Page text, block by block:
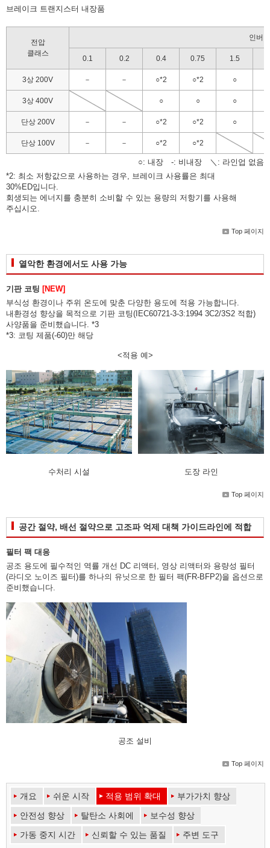
브레이크 트랜지스터 내장품
전압
클래스
인버
0.1 0.2 0.4 0.75 1.5
3상 200V － － ○*2 ○*2 ○
3상 400V ○ ○ ○
단상 200V － － ○*2 ○*2 ○
단상 100V － － ○*2 ○*2
○: 내장 -: 비내장 ＼: 라인업 없음
*2: 최소 저항값으로 사용하는 경우, 브레이크 사용률은 최대
30%ED입니다.
회생되는 에너지를 충분히 소비할 수 있는 용량의 저항기를 사용해
주십시오.
Top 페이지
열악한 환경에서도 사용 가능
기판 코팅 [NEW]
부식성 환경이나 주위 온도에 맞춘 다양한 용도에 적용 가능합니다.
내환경성 향상을 목적으로 기판 코팅(IEC60721-3-3:1994 3C2/3S2 적합)
사양품을 준비했습니다. *3
*3: 코팅 제품(-60)만 해당
<적용 예>
수처리 시설 도장 라인
Top 페이지
공간 절약, 배선 절약으로 고조파 억제 대책 가이드라인에 적합
필터 팩 대응
공조 용도에 필수적인 역률 개선 DC 리액터, 영상 리액터와 용량성 필터
(라디오 노이즈 필터)를 하나의 유닛으로 한 필터 팩(FR-BFP2)을 옵션으로
준비했습니다.
공조 설비
Top 페이지
개요 쉬운 시작 적용 범위 확대
부가가치 향상
안전성 향상
탈탄소 사회에
보수성 향상
가동 중지 시간
신뢰할 수 있는 품질 주변 도구